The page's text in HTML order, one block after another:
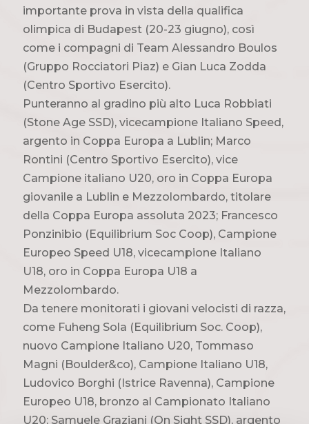
importante prova in vista della qualifica
olimpica di Budapest (20-23 giugno), così
come i compagni di Team Alessandro Boulos
(Gruppo Rocciatori Piaz) e Gian Luca Zodda
(Centro Sportivo Esercito).
Punteranno al gradino più alto Luca Robbiati
(Stone Age SSD), vicecampione Italiano Speed,
argento in Coppa Europa a Lublin; Marco
Rontini (Centro Sportivo Esercito), vice
Campione italiano U20, oro in Coppa Europa
giovanile a Lublin e Mezzolombardo, titolare
della Coppa Europa assoluta 2023; Francesco
Ponzinibio (Equilibrium Soc Coop), Campione
Europeo Speed U18, vicecampione Italiano
U18, oro in Coppa Europa U18 a
Mezzolombardo.
Da tenere monitorati i giovani velocisti di razza,
come Fuheng Sola (Equilibrium Soc. Coop),
nuovo Campione Italiano U20, Tommaso
Magni (Boulder&co), Campione Italiano U18,
Ludovico Borghi (Istrice Ravenna), Campione
Europeo U18, bronzo al Campionato Italiano
U20; Samuele Graziani (On Sight SSD), argento